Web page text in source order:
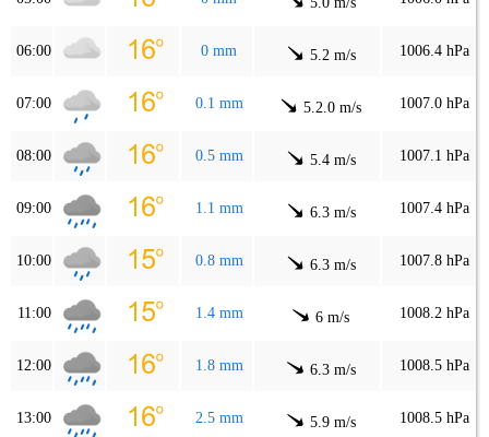
06:00 0 mm 5.2 m/s 1006.4 hPa
07:00 0.1 mm 5.2.0 m/s 1007.0 hPa
08:00 0.5 mm 5.4 m/s 1007.1 hPa
09:00 1.1 mm 6.3 m/s 1007.4 hPa
10:00 0.8 mm 6.3 m/s 1007.8 hPa
11:00 1.4 mm 6 m/s 1008.2 hPa
12:00 1.8 mm 6.3 m/s 1008.5 hPa
13:00 2.5 mm 5.9 m/s 1008.5 hPa